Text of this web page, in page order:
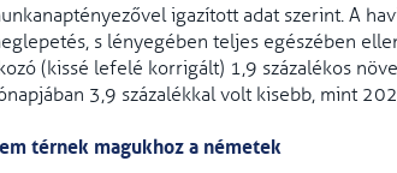
igazított adat szerint. A
s lényegében teljes egészében
(kissé lefelé korrigált) 1,9 százalékos
3,9 százalékkal volt kisebb, mint
térnek magukhoz a németek